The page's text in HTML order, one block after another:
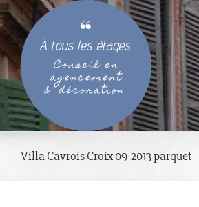
Passer
au
contenu
Villa Cavrois Croix 09-2013 parquet